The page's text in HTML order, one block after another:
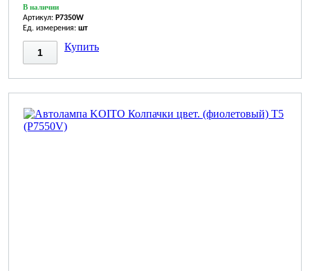
В наличии
Артикул: P7350W
Ед. измерения: шт
Купить